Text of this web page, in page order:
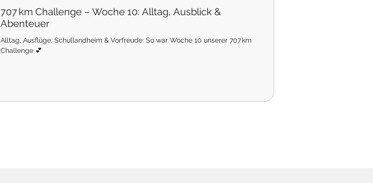
707 km Challenge – Woche 10: Alltag, Ausblick &
Abenteuer
Alltag, Ausflüge, Schullandheim & Vorfreude: So war Woche 10 unserer 707 km
Challenge 💕